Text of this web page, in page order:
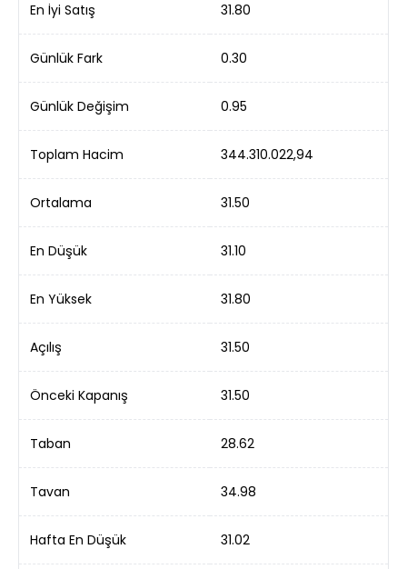
En İyi Satış 31.80
Günlük Fark 0.30
Günlük Değişim 0.95
Toplam Hacim 344.310.022,94
Ortalama 31.50
En Düşük 31.10
En Yüksek 31.80
Açılış 31.50
Önceki Kapanış 31.50
Taban 28.62
Tavan 34.98
Hafta En Düşük 31.02